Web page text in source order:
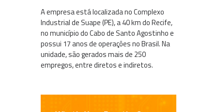
A empresa está localizada no Complexo
Industrial de Suape (PE), a 40 km do Recife,
no município do Cabo de Santo Agostinho e
possui 17 anos de operações no Brasil. Na
unidade, são gerados mais de 250
empregos, entre diretos e indiretos.